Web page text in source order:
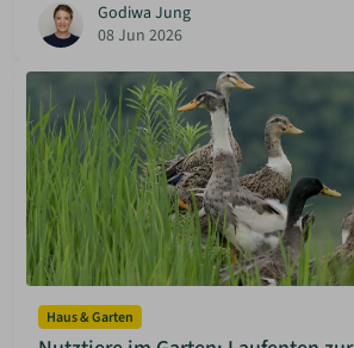
Godiwa Jung
08 Jun 2026
Haus & Garten